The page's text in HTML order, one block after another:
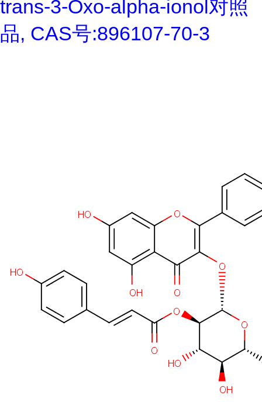
trans-3-Oxo-alpha-ionol对照
品, CAS号:896107-70-3